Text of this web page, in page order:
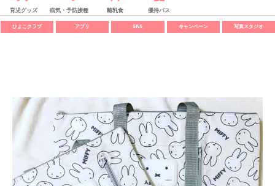
育児グッズ 病気・予防接種 離乳食 優待パス
ひよこクラブ アプリ SNS キャンペーン 写真スタジオ